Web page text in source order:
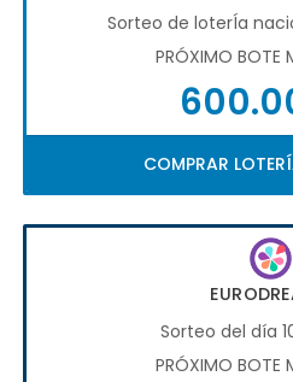
Sorteo de loterÍa
PRÓXIMO BOTE
COMPRAR
Sorteo del día
PRÓXIMO BOTE